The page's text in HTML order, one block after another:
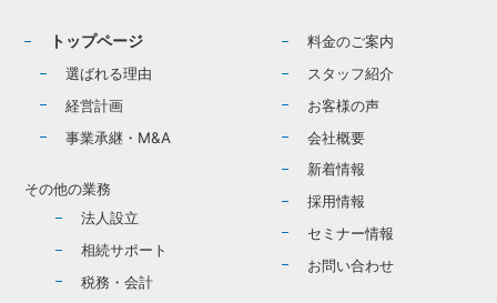
トップページ
選ばれる理由
経営計画
事業承継・M&A
その他の業務
法人設立
相続サポート
税務・会計
料金のご案内
スタッフ紹介
お客様の声
会社概要
新着情報
採用情報
セミナー情報
お問い合わせ